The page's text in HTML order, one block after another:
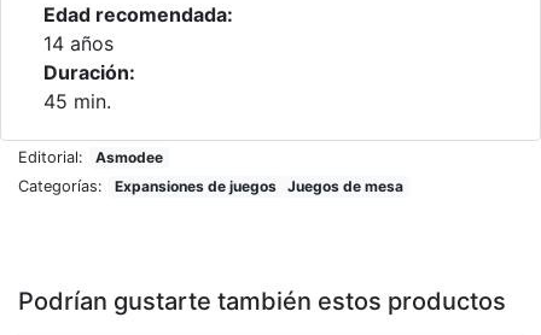
Edad recomendada:
14 años
Duración:
45 min.
Editorial:
Asmodee
Categorías:
Expansiones de juegos Juegos de mesa
Podrían gustarte también estos productos